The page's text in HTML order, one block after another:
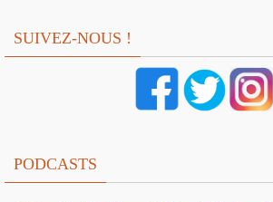
SUIVEZ-NOUS !
PODCASTS